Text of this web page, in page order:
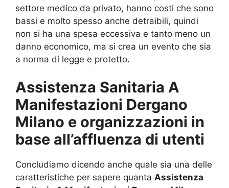
settore medico da privato, hanno costi che sono
bassi e molto spesso anche detraibili, quindi
non si ha una spesa eccessiva e tanto meno un
danno economico, ma si crea un evento che sia
a norma di legge e protetto.
Assistenza Sanitaria A
Manifestazioni Dergano
Milano e organizzazioni in
base all’affluenza di utenti
Concludiamo dicendo anche quale sia una delle
caratteristiche per sapere quanta Assistenza